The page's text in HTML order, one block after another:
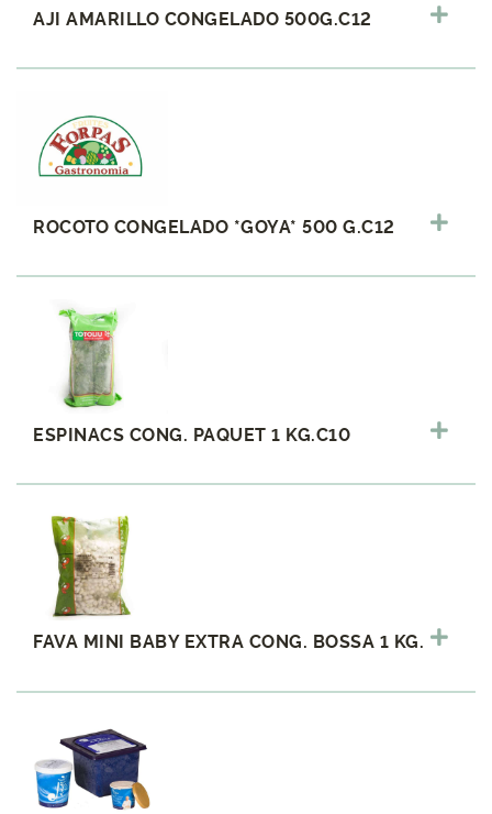
AJI AMARILLO CONGELADO 500G.C12
ROCOTO CONGELADO *GOYA* 500 G.C12
ESPINACS CONG. PAQUET 1 KG.C10
FAVA MINI BABY EXTRA CONG. BOSSA 1 KG.